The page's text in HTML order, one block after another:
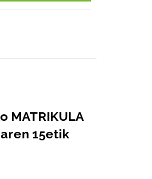
MATRIKULA
15etik